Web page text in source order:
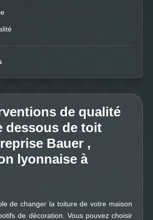
de qualité
dessous de toit
Bauer ,
lyonnaise à
de changer la toiture de votre maison
de décoration. Vous pouvez choisir